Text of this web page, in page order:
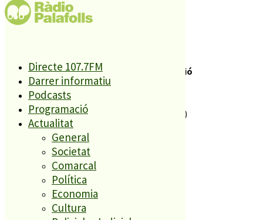
Directe 107.7FM
Darrer informatiu
Podcasts
Programació
Actualitat
General
Societat
Comarcal
Política
Economia
Cultura
Política de cookies
Legal
Servei Local de Comunicació
C. Sant Lluís, s/n
08389 Palafolls (Barcelona)